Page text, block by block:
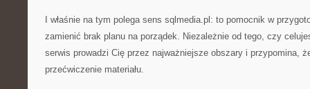
I właśnie na tym polega sens sqlmedia.pl: to pomocnik w
zamienić brak planu na porządek. Niezależnie od tego, czy
serwis prowadzi Cię przez najważniejsze obszary i przypomina,
przećwiczenie materiału.